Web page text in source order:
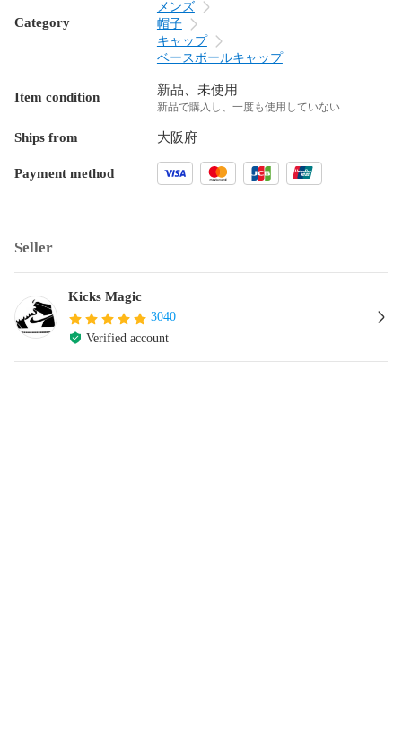
Category
メンズ
帽子
キャップ
ベースボールキャップ
Item condition 新品、未使用
新品で購入し、一度も使用していない
Ships from 大阪府
Payment method
Seller
Kicks Magic
3040
Verified account